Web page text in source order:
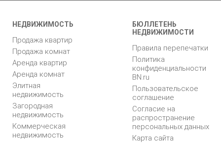
НЕДВИЖИМОСТЬ
Продажа квартир
Продажа комнат
Аренда квартир
Аренда комнат
Элитная
недвижимость
Загородная
недвижимость
Коммерческая
недвижимость
БЮЛЛЕТЕНЬ
НЕДВИЖИМОСТИ
Правила перепечатки
Политика
конфиденциальности
BN.ru
Пользовательское
соглашение
Согласие на
распространение
персональных данных
Карта сайта